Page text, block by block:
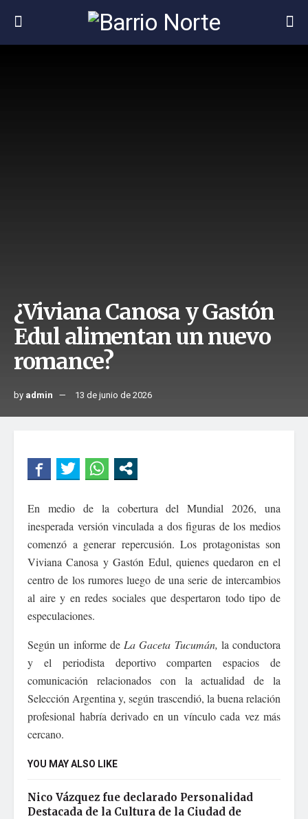
¿Viviana Canosa y Gastón
Edul alimentan un nuevo
romance?
by admin 13 de junio de 2026
En medio de la cobertura del Mundial 2026, una
inesperada versión vinculada a dos figuras de los medios
comenzó a generar repercusión. Los protagonistas son
Viviana Canosa y Gastón Edul, quienes quedaron en el
centro de los rumores luego de una serie de intercambios
al aire y en redes sociales que despertaron todo tipo de
especulaciones.
Según un informe de La Gaceta Tucumán, la conductora
y el periodista deportivo comparten espacios de
comunicación relacionados con la actualidad de la
Selección Argentina y, según trascendió, la buena relación
profesional habría derivado en un vínculo cada vez más
cercano.
YOU MAY ALSO LIKE
Nico Vázquez fue declarado Personalidad
Destacada de la Cultura de la Ciudad de